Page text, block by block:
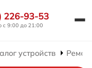
226-93-53
с 9:00 до 21:00
устройств